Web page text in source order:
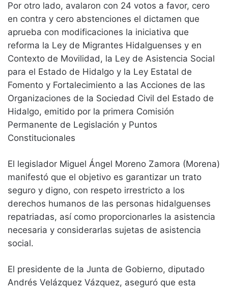
Por otro lado, avalaron con 24 votos a favor, cero
en contra y cero abstenciones el dictamen que
aprueba con modificaciones la iniciativa que
reforma la Ley de Migrantes Hidalguenses y en
Contexto de Movilidad, la Ley de Asistencia Social
para el Estado de Hidalgo y la Ley Estatal de
Fomento y Fortalecimiento a las Acciones de las
Organizaciones de la Sociedad Civil del Estado de
Hidalgo, emitido por la primera Comisión
Permanente de Legislación y Puntos
Constitucionales
El legislador Miguel Ángel Moreno Zamora (Morena)
manifestó que el objetivo es garantizar un trato
seguro y digno, con respeto irrestricto a los
derechos humanos de las personas hidalguenses
repatriadas, así como proporcionarles la asistencia
necesaria y considerarlas sujetas de asistencia
social.
El presidente de la Junta de Gobierno, diputado
Andrés Velázquez Vázquez, aseguró que esta